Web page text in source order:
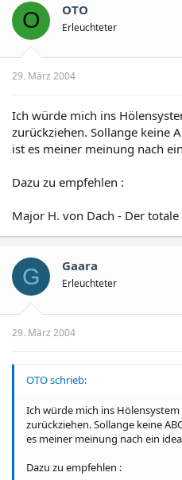
O OTO
Erleuchteter
29. März 2004
Ich würde mich ins
zurückziehen. Sollange keine
ist es meiner meinung nach
Dazu zu empfehlen :
Major H. von Dach - Der
G Gaara
Erleuchteter
29. März 2004
OTO schrieb:
Ich würde mich ins Hölensystem
zurückziehen. Sollange keine
es meiner meinung nach ein
Dazu zu empfehlen :